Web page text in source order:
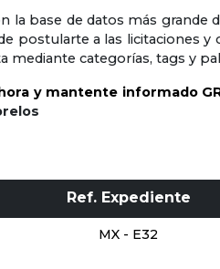
la base de datos más grande
postularte a las licitaciones
mediante categorías, tags y
y mantente informado
Ref. Expediente
MX - E32